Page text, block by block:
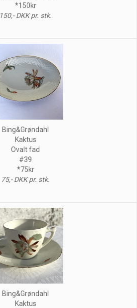
*150kr
150,- DKK pr. stk.
Bing&Grøndahl
Kaktus
Ovalt fad
#39
*75kr
75,- DKK pr. stk.
Bing&Grøndahl
Kaktus